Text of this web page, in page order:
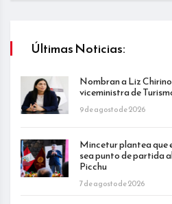
Últimas Noticias:
Nombran a Liz
viceministra de
9 de agosto de 2026
Mincetur plantea que
sea punto de partida
Picchu
7 de agosto de 2026